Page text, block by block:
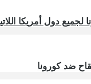
لجميع دول أمريكا
ضد كورونا